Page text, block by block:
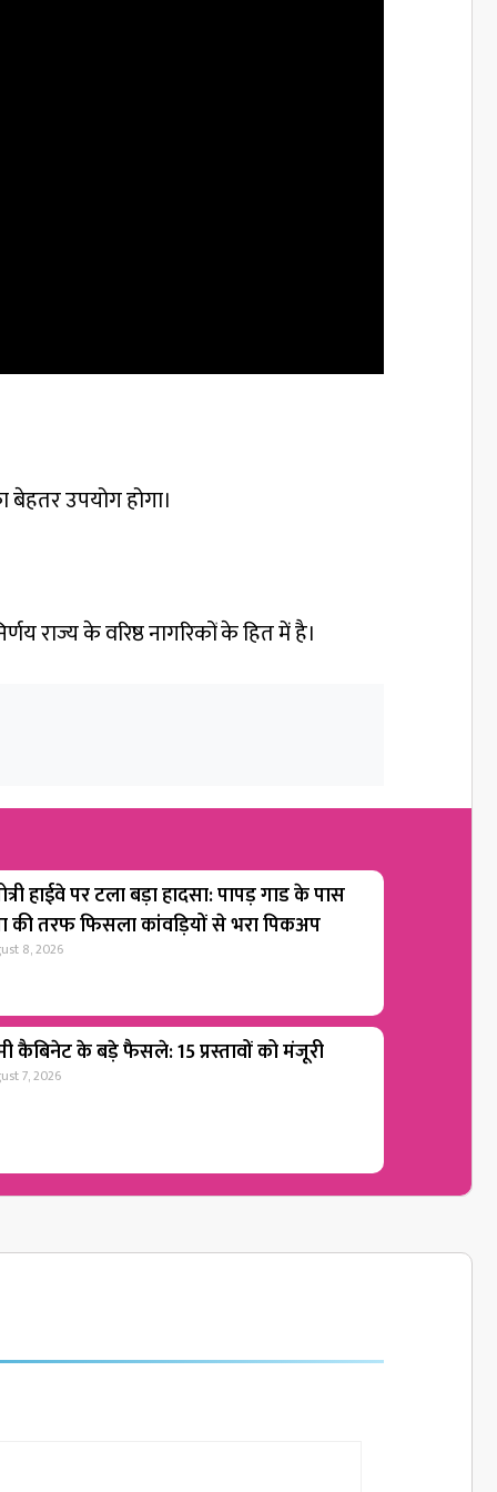
उपयोग होगा।
राज्य के वरिष्ठ नागरिकों के हित में है।
हाईवे पर टला बड़ा हादसा: पापड़ गाड के पास
की तरफ फिसला कांवड़ियों से भरा पिकअप
8, 2026
कैबिनेट के बड़े फैसले: 15 प्रस्तावों को मंजूरी
7, 2026